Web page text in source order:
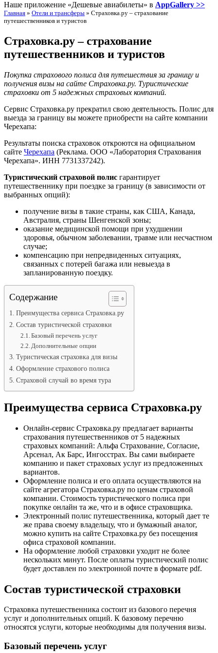
Наше приложение «Дешевые авиабилеты» в AppGallery >>
Главная » Отели и трансферы » Страховка.ру – страхование
путешественников и туристов
Страховка.ру – страхование
путешественников и туристов
Покупка страхового полиса для путешествия за границу и
получения визы на сайте Страховка.ру. Туристические
страховки от 5 надежных страховых компаний.
Сервис Страховка.ру прекратил свою деятельность. Полис для
выезда за границу вы можете приобрести на сайте компании
Черехапа:
Результаты поиска страховок откроются на официальном
сайте Черехапа (Реклама. ООО «Лаборатория Страхования
Черехапа». ИНН 7731337242).
Туристический страховой полис гарантирует
путешественнику при поездке за границу (в зависимости от
выбранных опций):
получение визы в такие страны, как США, Канада,
Австралия, страны Шенгенской зоны;
оказание медицинской помощи при ухудшении
здоровья, обычном заболевании, травме или несчастном
случае;
компенсацию при непредвиденных ситуациях,
связанных с потерей багажа или невыезда в
запланированную поездку.
Содержание
Преимущества сервиса Страховка.ру
Состав туристической страховки
Базовый перечень услуг
Дополнительные опции
Туристическая страховка для визы
Оформление страхового полиса
Страховой случай во время тура
Преимущества сервиса Страховка.ру
Онлайн-сервис Страховка.ру предлагает варианты
страхования путешественников от 5 надежных
страховых компаний: Альфа Страхование, Согласие,
Арсенал, Ак Барс, Ингосстрах. Вы сами выбираете
компанию и пакет страховых услуг из предложенных
вариантов.
Оформление полиса и его оплата осуществляются на
сайте агрегатора Страховка.ру по ценам страховой
компании. Стоимость туристического полиса при
покупке онлайн та же, что и в офисе страховщика.
Электронный полис путешественника, который дает те
же права своему владельцу, что и бумажный аналог,
можно купить на сайте Страховка.ру без посещения
офиса страховой компании.
На оформление любой страховки уходит не более
нескольких минут. После оплаты туристический полис
будет доставлен по электронной почте в формате pdf.
Состав туристической страховки
Страховка путешественника состоит из базового перечня
услуг и дополнительных опций. К базовому перечню
относятся услуги, которые необходимы для получения визы.
Базовый перечень услуг